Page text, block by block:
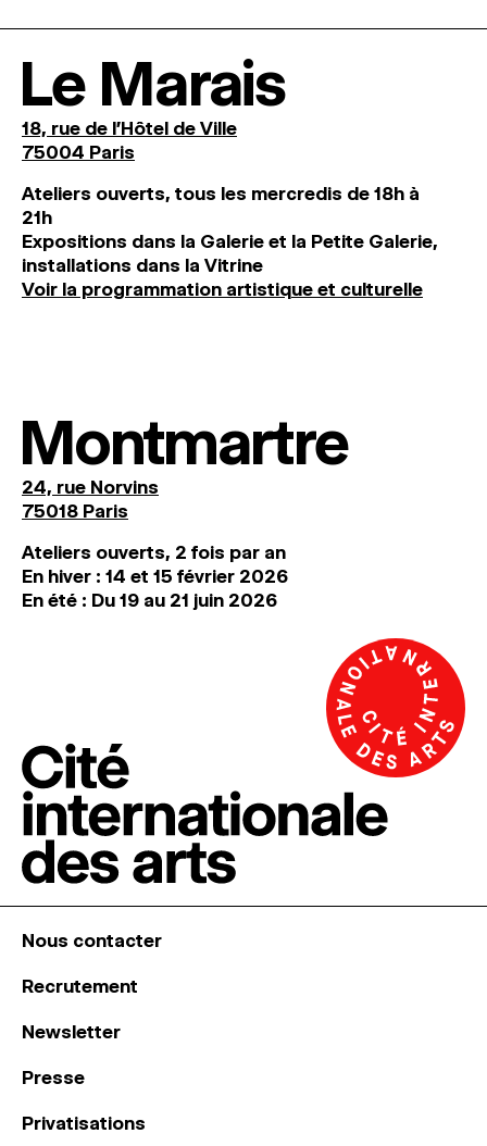
Le Marais
18, rue de l'Hôtel de Ville
75004 Paris
Ateliers ouverts, tous les mercredis de 18h à
21h
Expositions dans la Galerie et la Petite Galerie,
installations dans la Vitrine
Voir la programmation artistique et culturelle
Montmartre
24, rue Norvins
75018 Paris
Ateliers ouverts, 2 fois par an
En hiver : 14 et 15 février 2026
En été : Du 19 au 21 juin 2026
Nous contacter
Recrutement
Newsletter
Presse
Privatisations